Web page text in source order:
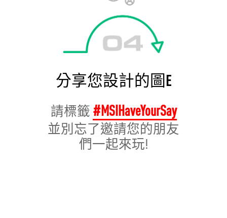
分享您設計的圖E
請標籤 #MSIHaveYourSay
並別忘了邀請您的朋友
們一起來玩!